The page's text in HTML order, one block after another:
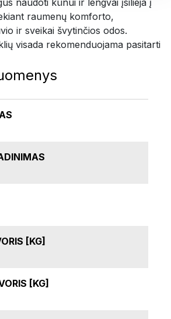
naudoti kūnui ir lengvai įsilieja į
raumenų komforto,
ir sveikai švytinčios odos.
visada rekomenduojama pasitarti
[KG]
[KG]